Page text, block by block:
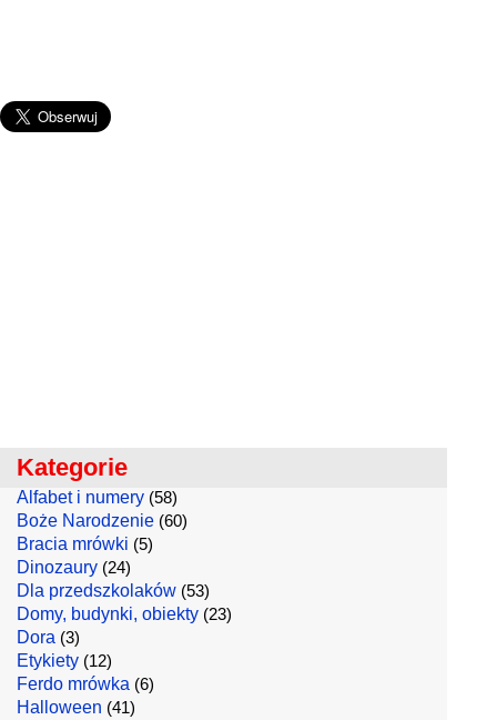
Kategorie
Alfabet i numery (58)
Boże Narodzenie (60)
Bracia mrówki (5)
Dinozaury (24)
Dla przedszkolaków (53)
Domy, budynki, obiekty (23)
Dora (3)
Etykiety (12)
Ferdo mrówka (6)
Halloween (41)